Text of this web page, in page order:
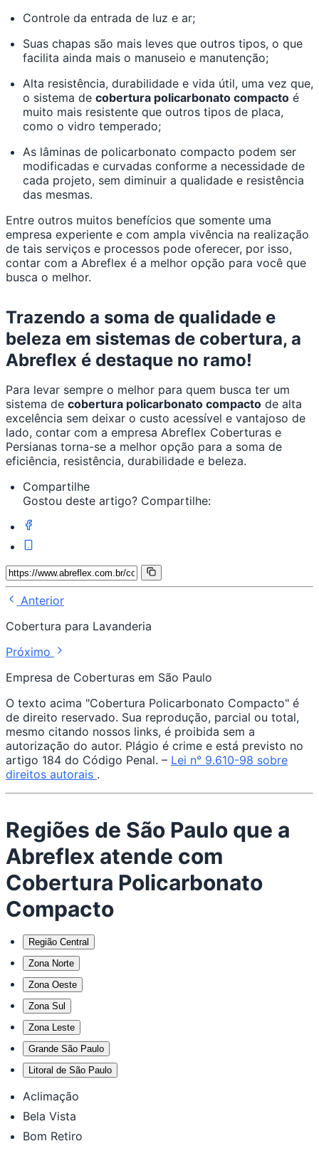
Controle da entrada de luz e ar;
Suas chapas são mais leves que outros tipos, o que
facilita ainda mais o manuseio e manutenção;
Alta resistência, durabilidade e vida útil, uma vez que,
o sistema de cobertura policarbonato compacto é
muito mais resistente que outros tipos de placa,
como o vidro temperado;
As lâminas de policarbonato compacto podem ser
modificadas e curvadas conforme a necessidade de
cada projeto, sem diminuir a qualidade e resistência
das mesmas.
Entre outros muitos benefícios que somente uma
empresa experiente e com ampla vivência na realização
de tais serviços e processos pode oferecer, por isso,
contar com a Abreflex é a melhor opção para você que
busca o melhor.
Trazendo a soma de qualidade e
beleza em sistemas de cobertura, a
Abreflex é destaque no ramo!
Para levar sempre o melhor para quem busca ter um
sistema de cobertura policarbonato compacto de alta
excelência sem deixar o custo acessível e vantajoso de
lado, contar com a empresa Abreflex Coberturas e
Persianas torna-se a melhor opção para a soma de
eficiência, resistência, durabilidade e beleza.
Compartilhe
Gostou deste artigo? Compartilhe:
Anterior
Cobertura para Lavanderia
Próximo
Empresa de Coberturas em São Paulo
O texto acima "Cobertura Policarbonato Compacto" é
de direito reservado. Sua reprodução, parcial ou total,
mesmo citando nossos links, é proibida sem a
autorização do autor. Plágio é crime e está previsto no
artigo 184 do Código Penal. – Lei n° 9.610-98 sobre
direitos autorais .
Regiões de São Paulo que a
Abreflex atende com
Cobertura Policarbonato
Compacto
Região Central
Zona Norte
Zona Oeste
Zona Sul
Zona Leste
Grande São Paulo
Litoral de São Paulo
Aclimação
Bela Vista
Bom Retiro